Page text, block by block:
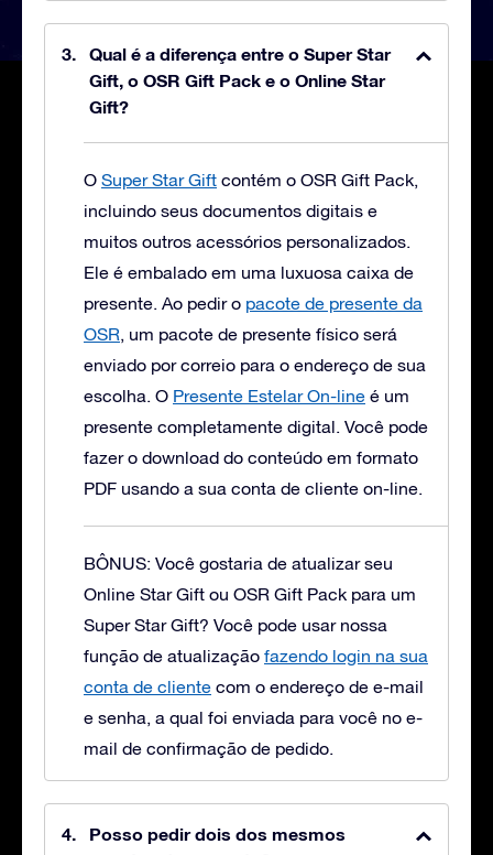
Qual é a diferença entre o Super Star
Gift, o OSR Gift Pack e o Online Star
Gift?
O Super Star Gift contém o OSR Gift Pack,
incluindo seus documentos digitais e
muitos outros acessórios personalizados.
Ele é embalado em uma luxuosa caixa de
presente. Ao pedir o pacote de presente da
OSR, um pacote de presente físico será
enviado por correio para o endereço de sua
escolha. O Presente Estelar On-line é um
presente completamente digital. Você pode
fazer o download do conteúdo em formato
PDF usando a sua conta de cliente on-line.
BÔNUS: Você gostaria de atualizar seu
Online Star Gift ou OSR Gift Pack para um
Super Star Gift? Você pode usar nossa
função de atualização fazendo login na sua
conta de cliente com o endereço de e-mail
e senha, a qual foi enviada para você no e-
mail de confirmação de pedido.
Posso pedir dois dos mesmos